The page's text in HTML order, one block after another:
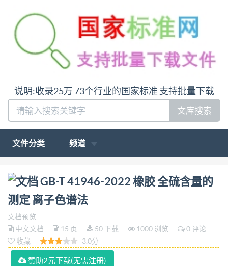
说明:收录25万 73个行业的国家标准 支持批量下载
文库搜索
文件分类 频道
问:哪里下载GB-T 41946-2022 橡胶 全硫含量的测定
离子色谱法答:请联系微信:siduwenku
GB-T 41946-2022 橡胶 全硫含量的
测定 离子色谱法
文档预览
中文文档
15 页 50 下载 1000 浏览
0 评论
收藏
3.0分
赞助2元下载(无需注册)